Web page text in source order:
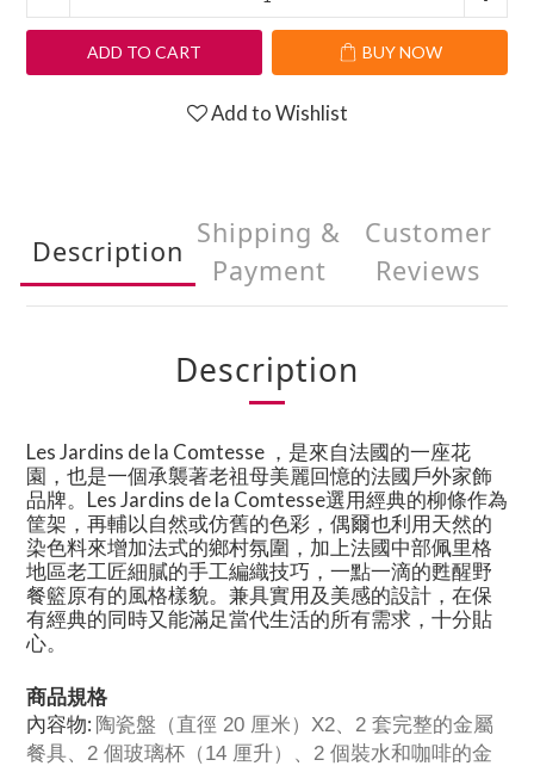
ADD TO CART BUY NOW
Add to Wishlist
Description
Shipping &
Payment
Customer
Reviews
Description
Les Jardins de la Comtesse ，是來自法國的一座花
園，也是一個承襲著老祖母美麗回憶的法國戶外家飾
品牌。Les Jardins de la Comtesse選用經典的柳條作為
筐架，再輔以自然或仿舊的色彩，偶爾也利用天然的
染色料來增加法式的鄉村氛圍，加上法國中部佩里格
地區老工匠細膩的手工編織技巧，一點一滴的甦醒野
餐籃原有的風格樣貌。兼具實用及美感的設計，在保
有經典的同時又能滿足當代生活的所有需求，十分貼
心。
商品規格
內容物: 陶瓷盤（直徑 20 厘米）X2、2 套完整的金屬
餐具、2 個玻璃杯（14 厘升）、2 個裝水和咖啡的金